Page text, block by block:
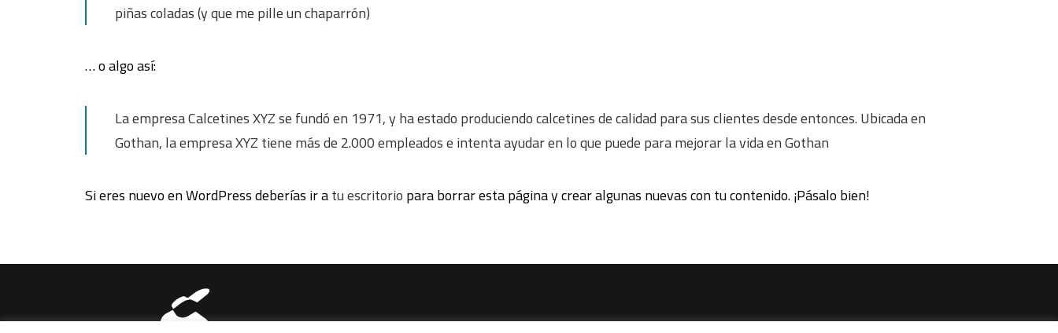
piñas coladas (y que me pille un chaparrón)
… o algo así:
La empresa Calcetines XYZ se fundó en 1971, y ha estado produciendo calcetines de calidad para sus clientes desde entonces. Ubicada en
Gothan, la empresa XYZ tiene más de 2.000 empleados e intenta ayudar en lo que puede para mejorar la vida en Gothan
Si eres nuevo en WordPress deberías ir atu escritorio para borrar esta página y crear algunas nuevas con tu contenido. ¡Pásalo bien!
Aviso legal|Política de privacidad|Política de cookies|Condiciones legales de venta